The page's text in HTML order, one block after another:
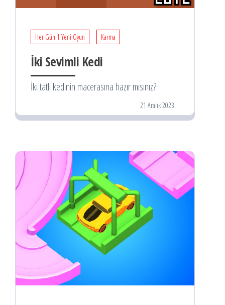
Her Gün 1 Yeni Oyun Karma
İki Sevimli Kedi
İki tatlı kedinin macerasına hazır mısınız?
21 Aralık 2023